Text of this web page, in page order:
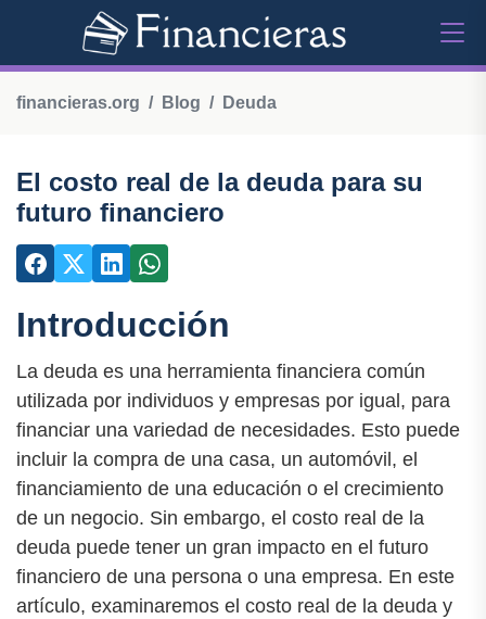
financieras.org Blog Deuda
El costo real de la deuda para su
futuro financiero
Introducción
La deuda es una herramienta financiera común
utilizada por individuos y empresas por igual, para
financiar una variedad de necesidades. Esto puede
incluir la compra de una casa, un automóvil, el
financiamiento de una educación o el crecimiento
de un negocio. Sin embargo, el costo real de la
deuda puede tener un gran impacto en el futuro
financiero de una persona o una empresa. En este
artículo, examinaremos el costo real de la deuda y